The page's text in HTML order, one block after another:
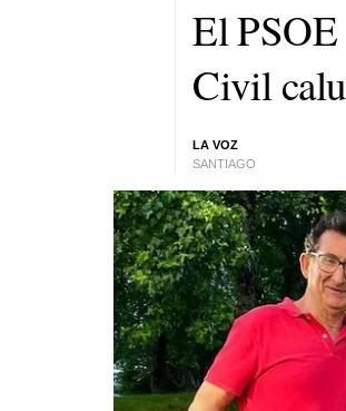
El PSOE
Civil
LA VOZ
SANTIAGO